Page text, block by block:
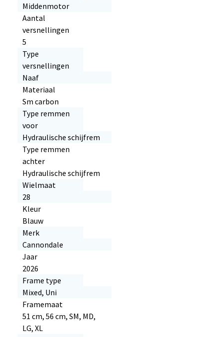
Middenmotor
Aantal
versnellingen
5
Type
versnellingen
Naaf
Materiaal
Sm carbon
Type remmen
voor
Hydraulische schijfrem
Type remmen
achter
Hydraulische schijfrem
Wielmaat
28
Kleur
Blauw
Merk
Cannondale
Jaar
2026
Frame type
Mixed, Uni
Framemaat
51 cm, 56 cm, SM, MD,
LG, XL